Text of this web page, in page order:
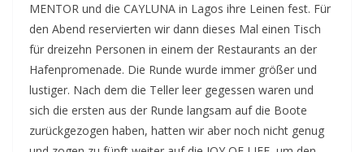
MENTOR und die CAYLUNA in Lagos ihre Leinen fest. Für
den Abend reservierten wir dann dieses Mal einen Tisch
für dreizehn Personen in einem der Restaurants an der
Hafenpromenade. Die Runde wurde immer größer und
lustiger. Nach dem die Teller leer gegessen waren und
sich die ersten aus der Runde langsam auf die Boote
zurückgezogen haben, hatten wir aber noch nicht genug